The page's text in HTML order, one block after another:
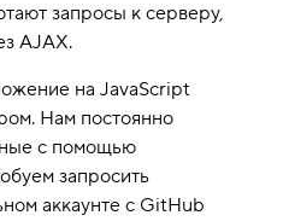
запросы к серверу,
AJAX.
на JavaScript
Нам постоянно
с помощью
запросить
аккаунте с GitHub